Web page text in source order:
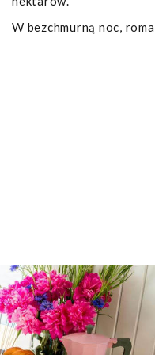
W bezchmurną noc,